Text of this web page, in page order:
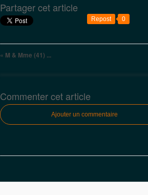
Partager cet article
Repost 0
« M & Mme (41) ...
Commenter cet article
Ajouter un commentaire